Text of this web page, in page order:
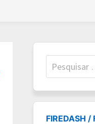
Pesquisar
por:
FIREDASH /